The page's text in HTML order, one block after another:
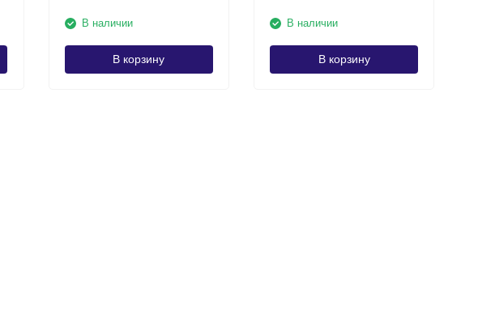
В наличии
В корзину
В наличии
В корзину